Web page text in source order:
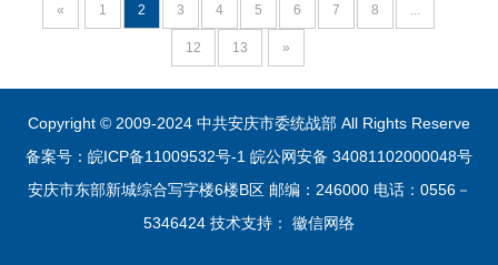
« 1 2 3 4 5 6 7 8 ...
12 13 »
Copyright © 2009-2024 中共安庆市委统战部 All Rights Reserve
备案号：皖ICP备11009532号-1 皖公网安备 34081102000048号
安庆市东部新城综合写字楼6楼B区 邮编：246000 电话：0556－
5346424 技术支持： 徽信网络